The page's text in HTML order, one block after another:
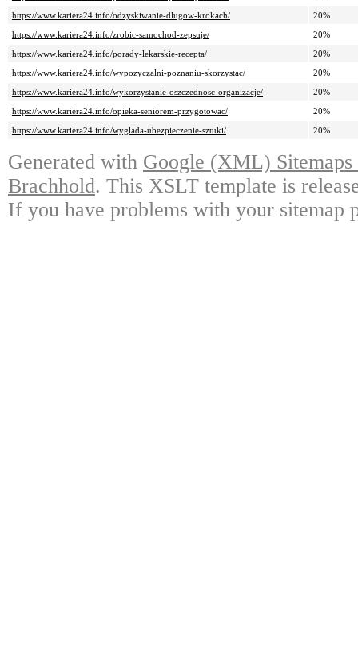
https://www.kariera24.info/odzyskiwanie-dlugow-krokach/
20%
https://www.kariera24.info/zrobic-samochod-zepsuje/
20%
https://www.kariera24.info/porady-lekarskie-recepta/
20%
https://www.kariera24.info/wypozyczalni-poznaniu-skorzystac/
20%
https://www.kariera24.info/wykorzystanie-oszczednosc-organizacje/
20%
https://www.kariera24.info/opieka-seniorem-przygotowac/
20%
https://www.kariera24.info/wyglada-ubezpieczenie-sztuki/
20%
Generated with Google (XML)
Brachhold. This XSLT template is
If you have problems with your sitemap